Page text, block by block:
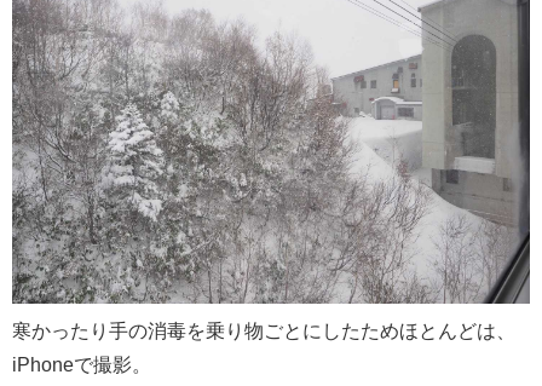
寒かったり手の消毒を乗り物ごとにしたためほとんどは、
iPhoneで撮影。